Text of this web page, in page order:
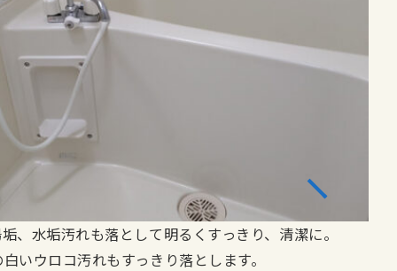
、水垢汚れも落として明るくすっきり、清潔に。
いウロコ汚れもすっきり落とします。